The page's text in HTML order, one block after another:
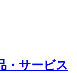
・サービス